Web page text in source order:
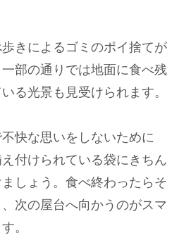
きによるゴミのポイ捨てが
部の通りでは地面に食べ残
る光景も見受けられます。
快な思いをしないために
付けられている袋にきちん
しょう。食べ終わったらそ
次の屋台へ向かうのがスマ
。